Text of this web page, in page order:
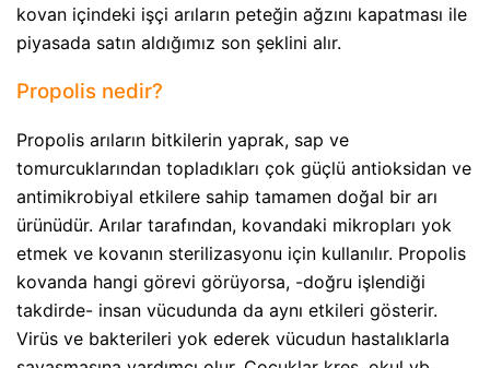
kovan içindeki işçi arıların peteğin ağzını kapatması ile
piyasada satın aldığımız son şeklini alır.
Propolis nedir?
Propolis arıların bitkilerin yaprak, sap ve
tomurcuklarından topladıkları çok güçlü antioksidan ve
antimikrobiyal etkilere sahip tamamen doğal bir arı
ürünüdür. Arılar tarafından, kovandaki mikropları yok
etmek ve kovanın sterilizasyonu için kullanılır. Propolis
kovanda hangi görevi görüyorsa, -doğru işlendiği
takdirde- insan vücudunda da aynı etkileri gösterir.
Virüs ve bakterileri yok ederek vücudun hastalıklarla